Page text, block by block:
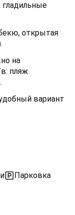
открытая
на
пляж
вариант
Парковка